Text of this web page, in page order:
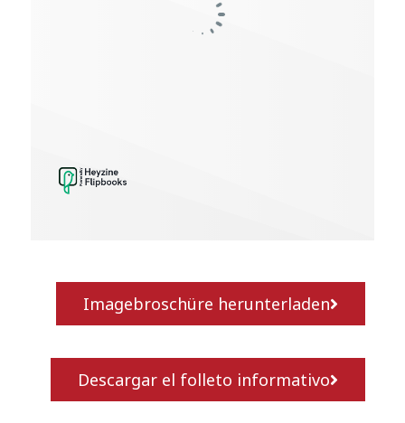
Imagebroschüre herunterladen
Descargar el folleto informativo